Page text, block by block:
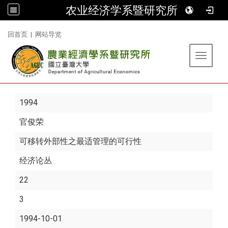
农业经济学系暨研究所
回首页 | 网站导览
Toggle
1994
官俊荣
可移转外部性之最适管理的可行性
经济论丛
22
3
1994-10-01